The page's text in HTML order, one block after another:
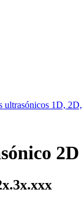
ultrasónicos 1D,
2D